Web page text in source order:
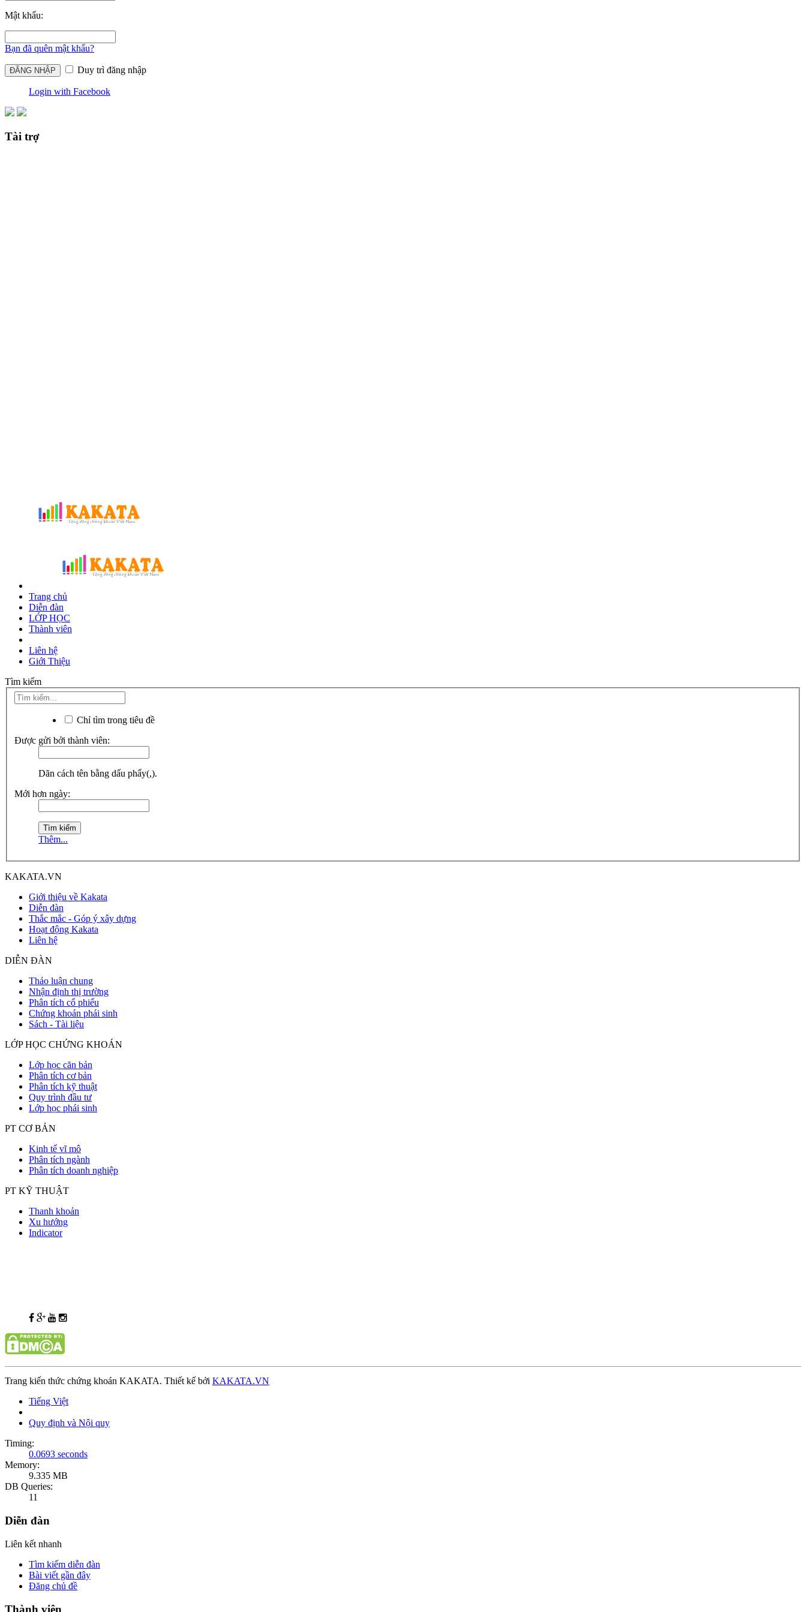
Mật khẩu:
Bạn đã quên mật khẩu?
Duy trì đăng nhập
Login with Facebook
Tài trợ
Trang chủ
Diễn đàn
LỚP HỌC
Thành viên
Liên hệ
Giới Thiệu
Tìm kiếm
Chỉ tìm trong tiêu đề
Được gửi bởi thành viên:
Dãn cách tên bằng dấu phẩy(,).
Mới hơn ngày:
Thêm...
KAKATA.VN
Giới thiệu về Kakata
Diễn đàn
Thắc mắc - Góp ý xây dựng
Hoạt động Kakata
Liên hệ
DIỄN ĐÀN
Thảo luận chung
Nhận định thị trường
Phân tích cổ phiếu
Chứng khoán phái sinh
Sách - Tài liệu
LỚP HỌC CHỨNG KHOÁN
Lớp học căn bản
Phân tích cơ bản
Phân tích kỹ thuật
Quy trình đầu tư
Lớp học phái sinh
PT CƠ BẢN
Kinh tế vĩ mô
Phân tích ngành
Phân tích doanh nghiệp
PT KỸ THUẬT
Thanh khoản
Xu hướng
Indicator
Trang kiến thức chứng khoán KAKATA. Thiết kế bởi KAKATA.VN
Tiếng Việt
Quy định và Nội quy
Timing:
0.0693 seconds
Memory:
9.335 MB
DB Queries:
11
Diễn đàn
Liên kết nhanh
Tìm kiếm diễn đàn
Bài viết gần đây
Đăng chủ đề
Thành viên